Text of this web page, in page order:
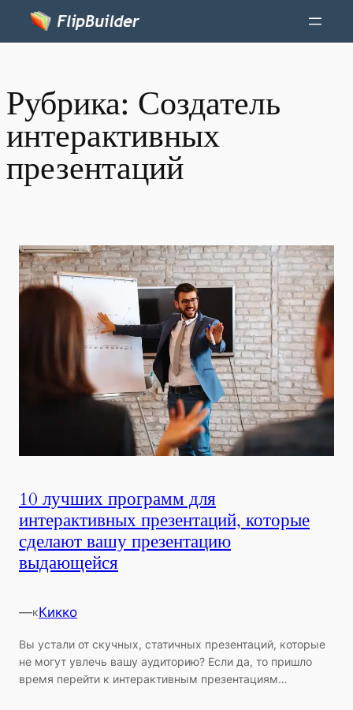
Рубрика: Создатель
интерактивных
презентаций
10 лучших программ для
интерактивных презентаций, которые
сделают вашу презентацию
выдающейся
—кКикко
Вы устали от скучных, статичных презентаций, которые
не могут увлечь вашу аудиторию? Если да, то пришло
время перейти к интерактивным презентациям…